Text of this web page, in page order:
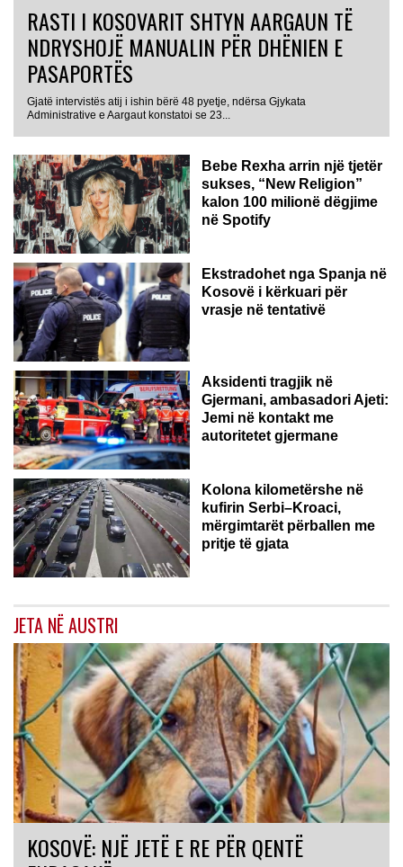
RASTI I KOSOVARIT SHTYN AARGAUN TË
NDRYSHOJË MANUALIN PËR DHËNIEN E
PASAPORTËS
Gjatë intervistës atij i ishin bërë 48 pyetje, ndërsa Gjykata
Administrative e Aargaut konstatoi se 23...
Bebe Rexha arrin një tjetër
sukses, “New Religion”
kalon 100 milionë dëgjime
në Spotify
Ekstradohet nga Spanja në
Kosovë i kërkuari për
vrasje në tentativë
GJERMANI
Aksidenti tragjik në
Gjermani, ambasadori Ajeti:
Jemi në kontakt me
autoritetet gjermane
Kolona kilometërshe në
kufirin Serbi–Kroaci,
mërgimtarët përballen me
pritje të gjata
JETA NË AUSTRI
KOSOVË: NJË JETË E RE PËR QENTË